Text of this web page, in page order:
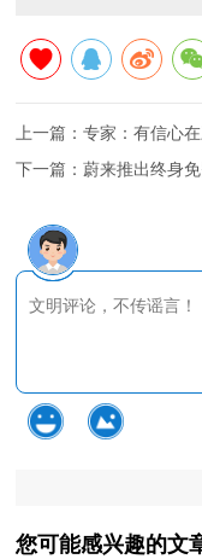
上一篇：专家：有信心
下一篇：蔚来推出终身
您可能感兴趣的文